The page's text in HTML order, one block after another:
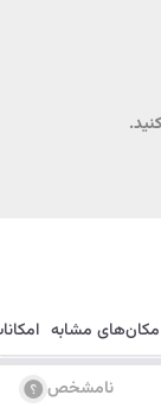
مکان‌های مشابه
نامشخص